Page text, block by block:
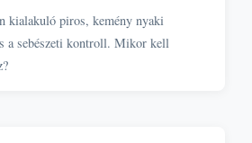
kialakuló piros, kemény nyaki
a sebészeti kontroll. Mikor kell